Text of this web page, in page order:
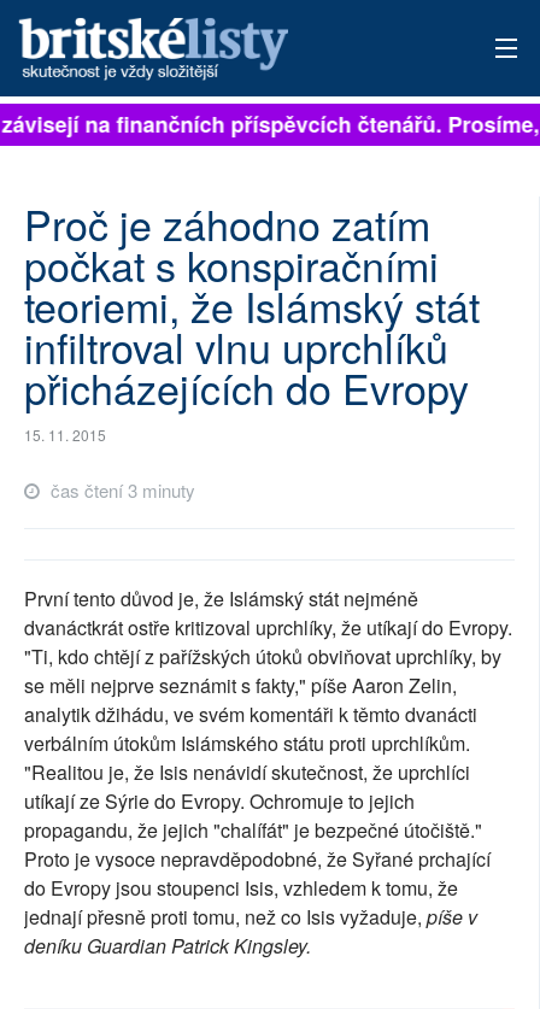
PŘIHLÁSIT
ARCHIV
ROZHOVORY
TÉMATA
NEJČTENĚJŠÍ ZA 7 DNÍ
RUBRIKY
PLNÁ VERZE STRÁNEK
na finančních příspěvcích čtenářů. Prosíme,
Proč je záhodno zatím
počkat s konspiračními
teoriemi, že Islámský stát
infiltroval vlnu uprchlíků
přicházejících do Evropy
15. 11. 2015
čas čtení 3 minuty
První tento důvod je, že Islámský stát nejméně
dvanáctkrát ostře kritizoval uprchlíky, že utíkají do Evropy.
"Ti, kdo chtějí z pařížských útoků obviňovat uprchlíky, by
se měli nejprve seznámit s fakty," píše Aaron Zelin,
analytik džihádu, ve svém komentáři k těmto dvanácti
verbálním útokům Islámského státu proti uprchlíkům.
"Realitou je, že Isis nenávidí skutečnost, že uprchlíci
utíkají ze Sýrie do Evropy. Ochromuje to jejich
propagandu, že jejich "chalífát" je bezpečné útočiště."
Proto je vysoce nepravděpodobné, že Syřané prchající
do Evropy jsou stoupenci Isis, vzhledem k tomu, že
jednají přesně proti tomu, než co Isis vyžaduje, píše v
deníku Guardian Patrick Kingsley.